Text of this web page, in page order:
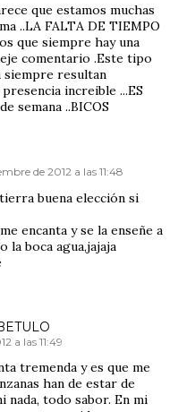
que estamos muchas
..LA FALTA DE TIEMPO
que siempre hay una
comentario .Este tipo
siempre resultan
increible ...ES
semana ..BICOS
de 2012 a las 11:48
buena elección si
encanta y se la enseñe a
la boca agua,jajaja
a las 11:49
tremenda y es que me
han de estar de
nada, todo sabor. En mi